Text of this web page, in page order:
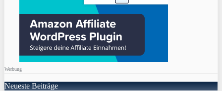
Werbung
Neueste Beiträge